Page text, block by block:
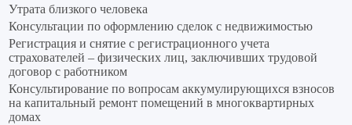
Утрата близкого человека
Консультации по оформлению сделок с недвижимостью
Регистрация и снятие с регистрационного учета
страхователей – физических лиц, заключивших трудовой
договор с работником
Консультирование по вопросам аккумулирующихся взносов
на капитальный ремонт помещений в многоквартирных
домах